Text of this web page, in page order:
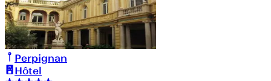
Perpignan
Hôtel